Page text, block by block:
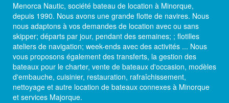
Menorca Nautic, société bateau de location à Minorque,
depuis 1990. Nous avons une grande flotte de navires. Nous
nous adaptons à vos demandes de location avec ou sans
skipper; départs par jour, pendant des semaines; ; flotilles
ateliers de navigation; week-ends avec des activités ... Nous
vous proposons également des transferts, la gestion des
bateaux pour le charter, vente de bateaux d'occasion, modèles
d'embauche, cuisinier, restauration, rafraîchissement,
nettoyage et autre location de bateaux connexes à Minorque
et services Majorque.